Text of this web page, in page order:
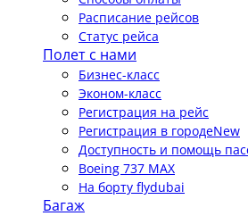
Расписание рейсов
Статус рейса
Полет с нами
Бизнес-класс
Эконом-класс
Регистрация на рейс
Регистрация в городеNew
Доступность и помощь
Boeing 737 MAX
На борту flydubai
Багаж